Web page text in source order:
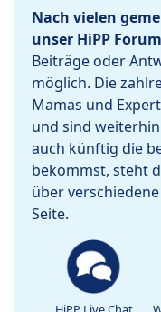
Nach vielen
unser HiPP
Beiträge oder
möglich. Die
Mamas und
und sind
auch künftig die
bekommst, steht
über
Seite.